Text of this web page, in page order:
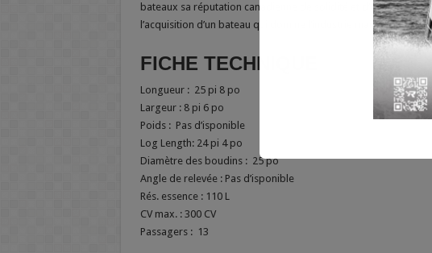
bateaux sa réputation canadienne de solidité et d’endurance,
l’acquisition d’un bateau qui domine l’industrie maintenant et
FICHE TECHNIQUE
Longueur : 25 pi 8 po
Largeur : 8 pi 6 po
Poids : Pas d’isponible
Log Length: 24 pi 4 po
Diamètre des boudins : 25 po
Angle de relevée : Pas d’isponible
Rés. essence : 110 L
CV max. : 300 CV
Passagers : 13